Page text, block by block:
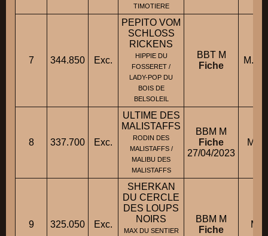
TIMOTIERE
7 344.850 Exc.
PEPITO VOM
SCHLOSS
RICKENS
HIPPIE DU
FOSSERET /
LADY-POP DU
BOIS DE
BELSOLEIL
BBT M
Fiche
M.
8 337.700 Exc.
ULTIME DES
MALISTAFFS
RODIN DES
MALISTAFFS /
MALIBU DES
MALISTAFFS
BBM M
Fiche
27/04/2023
M.
9 325.050 Exc.
SHERKAN
DU CERCLE
DES LOUPS
NOIRS
MAX DU SENTIER
BBM M
Fiche
M.